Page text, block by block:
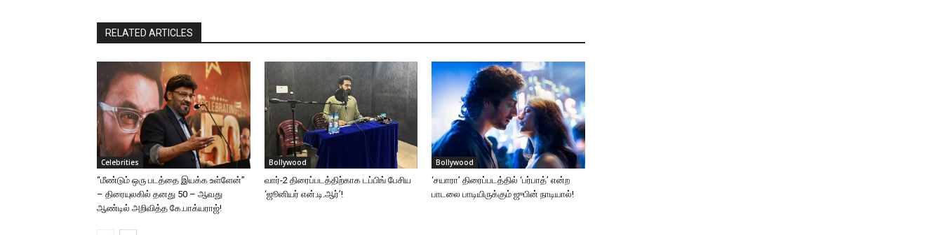
RELATED ARTICLES
Celebrities
“மீண்டும் ஒரு படத்தை இயக்க உள்ளேன்”
– திரையுலகில் தனது 50 – ஆவது
ஆண்டில் அறிவித்த கே.பாக்யராஜ்!
Bollywood
வார்-2 திரைப்படத்திற்காக டப்பிங் பேசிய
‘ஜூனியர் என்.டி.ஆர்’!
Bollywood
‘சயாரா’ திரைப்படத்தில் ‘பர்பாத்’ என்ற
பாடலை பாடியிருக்கும் ஜுபின் நாடியால்!